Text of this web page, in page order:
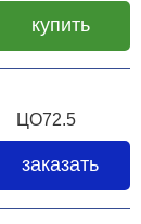
купить
ЦО72.5
заказать